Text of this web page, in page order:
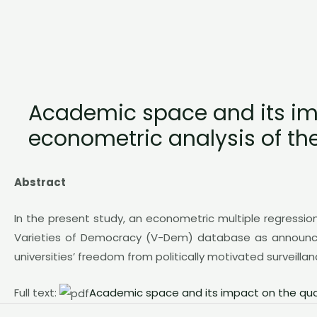
Academic space and its
econometric analysis of
Abstract
In the present study, an econometric multiple
Varieties of Democracy (V-Dem) database as
universities’ freedom from politically motivated
Full text: Academic space and its impact on the